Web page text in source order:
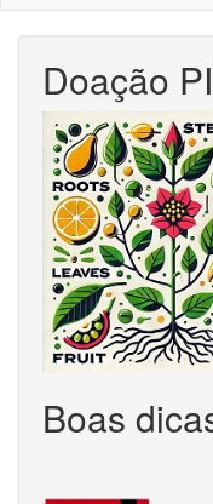
Doação
Boas